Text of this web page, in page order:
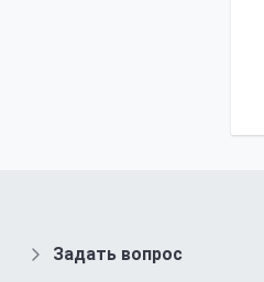
Задать вопрос